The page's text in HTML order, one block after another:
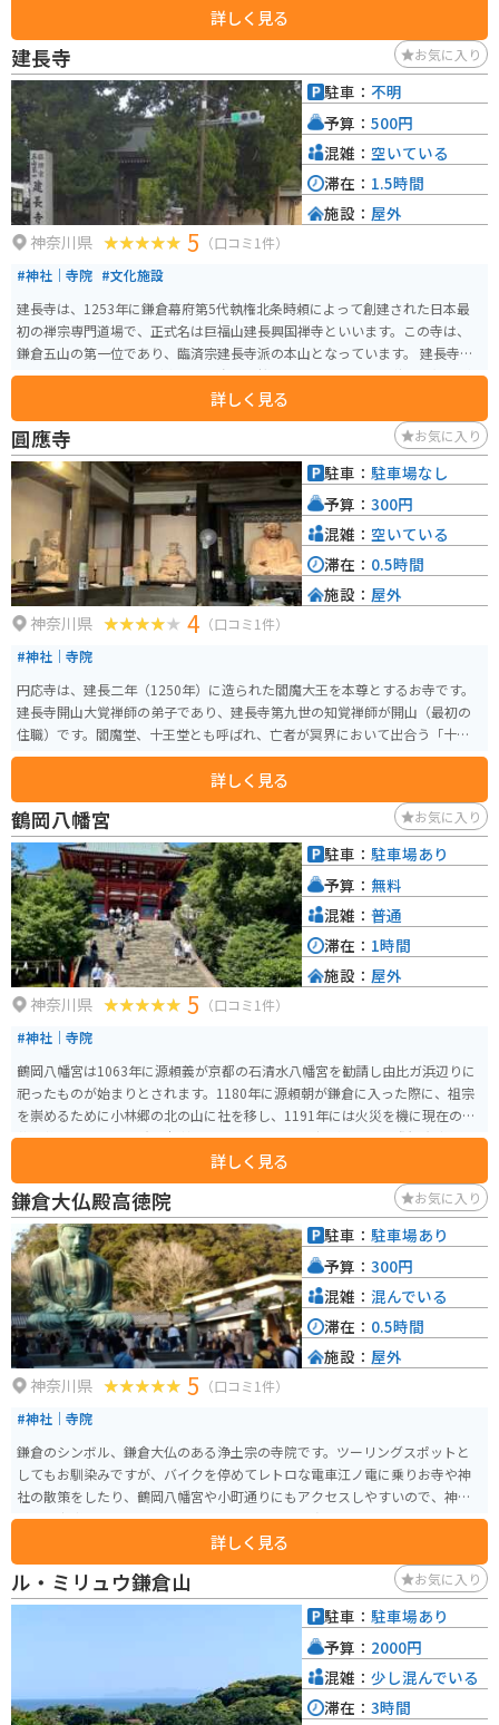
ットとしても親しまれています。詳しく見る
建長寺 お気に入り
神奈川県 5 （口コミ1件）
#神社｜寺院 #文化施設
建長寺は、1253年に鎌倉幕府第5代執権北条時頼によって創建された日本最
初の禅宗専門道場で、正式名は巨福山建長興国禅寺といいます。この寺は、
鎌倉五山の第一位であり、臨済宗建長寺派の本山となっています。 建長寺は
四季折々の美しい風景が楽しめ、春には桜、夏にはアジサイ、秋には紅葉が
見られます。境内には国宝に指定された建造物や、市天然記念物のビャクシ
ンなども見ることができ、また、寺の庭園での静寂や冬季には展望デッキか
らの富士山の眺望なども楽しめます。 拝観時間は8:30から16:30までで、拝観
料は大人（高校生以上）500円、小人（小・中学生）200円です。駐車場も有
料ですがあります、
詳しく見る
駐車： 不明
予算： 500円
混雑： 空いている
滞在： 1.5時間
施設： 屋外
圓應寺 お気に入り
神奈川県 4 （口コミ1件）
#神社｜寺院
円応寺は、建長二年（1250年）に造られた閻魔大王を本尊とするお寺です。
建長寺開山大覚禅師の弟子であり、建長寺第九世の知覚禅師が開山（最初の
住職）です。閻魔堂、十王堂とも呼ばれ、亡者が冥界において出合う「十
王」を祀っています。
詳しく見る
駐車： 駐車場なし
予算： 300円
混雑： 空いている
滞在： 0.5時間
施設： 屋外
鶴岡八幡宮 お気に入り
神奈川県 5 （口コミ1件）
#神社｜寺院
鶴岡八幡宮は1063年に源頼義が京都の石清水八幡宮を勧請し由比ガ浜辺りに
祀ったものが始まりとされます。1180年に源頼朝が鎌倉に入った際に、祖宗
を崇めるために小林郷の北の山に社を移し、1191年には火災を機に現在の体
裁に整えました。 鎌倉七福神の一つである弁財天社があり、国際観光都市鎌
倉の中心施設として多くの人が訪れます。鶴岡八幡宮は鎌倉を中心として興
った武士の気風を伝える重要な文化財となっており、元旦から7日までは御判
行事が行われ、鎌倉街道から若宮大路までが正月の参拝客で賑わう参道とな
ります。
詳しく見る
駐車： 駐車場あり
予算： 無料
混雑： 普通
滞在： 1時間
施設： 屋外
鎌倉大仏殿高徳院 お気に入り
神奈川県 5 （口コミ1件）
#神社｜寺院
鎌倉のシンボル、鎌倉大仏のある浄土宗の寺院です。ツーリングスポットと
してもお馴染みですが、バイクを停めてレトロな電車江ノ電に乗りお寺や神
社の散策をしたり、鶴岡八幡宮や小町通りにもアクセスしやすいので、神奈
川の小京都と呼ばれています。バイク乗りなら一度は訪れておきたいエリア
詳しく見る
駐車： 駐車場あり
予算： 300円
混雑： 混んでいる
滞在： 0.5時間
施設： 屋外
ル・ミリュウ鎌倉山 お気に入り
駐車： 駐車場あり
予算： 2000円
混雑： 少し混んでいる
滞在： 3時間